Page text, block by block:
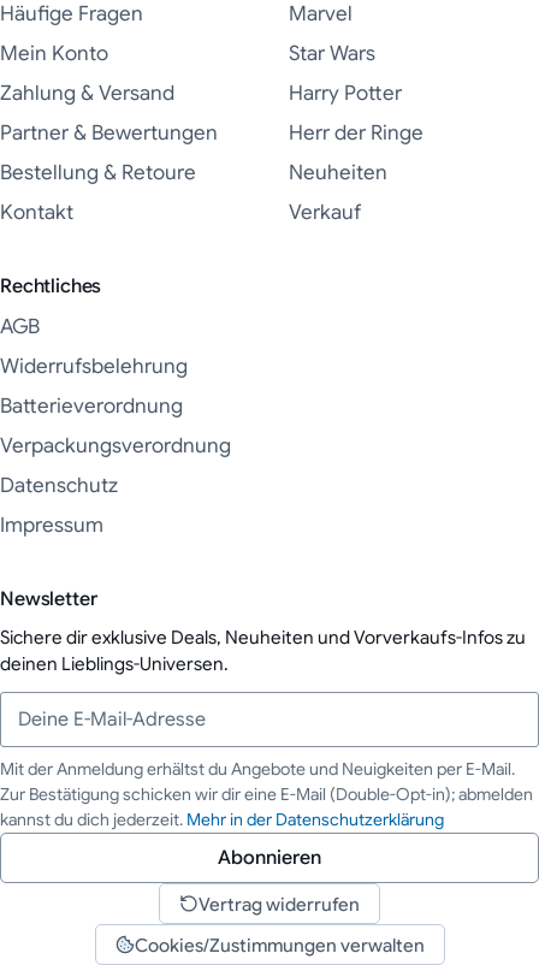
Häufige Fragen
Mein Konto
Zahlung & Versand
Partner & Bewertungen
Bestellung & Retoure
Kontakt
Marvel
Star Wars
Harry Potter
Herr der Ringe
Neuheiten
Verkauf
Rechtliches
AGB
Widerrufsbelehrung
Batterieverordnung
Verpackungsverordnung
Datenschutz
Impressum
Newsletter
Sichere dir exklusive Deals, Neuheiten und Vorverkaufs-Infos zu
deinen Lieblings-Universen.
Deine E-Mail-Adresse
Mit der Anmeldung erhältst du Angebote und Neuigkeiten per E-Mail.
Zur Bestätigung schicken wir dir eine E-Mail (Double-Opt-in); abmelden
kannst du dich jederzeit. Mehr in der Datenschutzerklärung
Abonnieren
Vertrag widerrufen
Cookies/Zustimmungen verwalten